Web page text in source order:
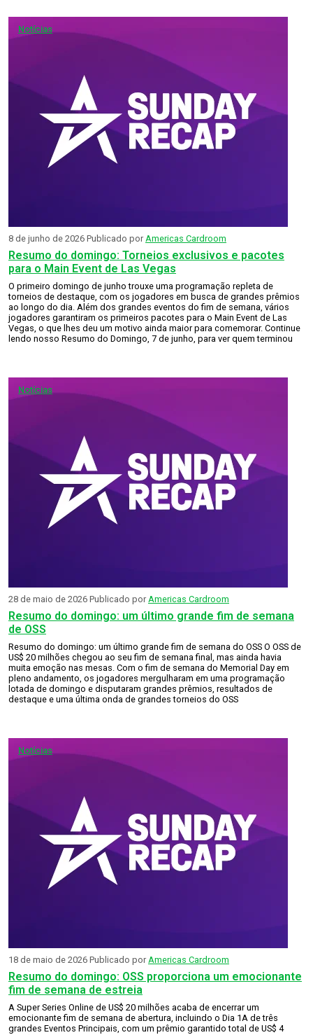
Notícias
Resumo do domingo: Torneios exclusivos e pacotes
para o Main Event de Las Vegas
8 de junho de 2026 Publicado por Americas Cardroom
O primeiro domingo de junho trouxe uma programação repleta de
torneios de destaque, com os jogadores em busca de grandes prêmios
ao longo do dia. Além dos grandes eventos do fim de semana, vários
jogadores garantiram os primeiros pacotes para o Main Event de Las
Vegas, o que lhes deu um motivo ainda maior para comemorar. Continue
lendo nosso Resumo do Domingo, 7 de junho, para ver quem terminou
Notícias
Resumo do domingo: um último grande fim de semana
de OSS
28 de maio de 2026 Publicado por Americas Cardroom
Resumo do domingo: um último grande fim de semana do OSS O OSS de
US$ 20 milhões chegou ao seu fim de semana final, mas ainda havia
muita emoção nas mesas. Com o fim de semana do Memorial Day em
pleno andamento, os jogadores mergulharam em uma programação
lotada de domingo e disputaram grandes prêmios, resultados de
destaque e uma última onda de grandes torneios do OSS
Notícias
Resumo do domingo: OSS proporciona um emocionante
fim de semana de estreia
18 de maio de 2026 Publicado por Americas Cardroom
A Super Series Online de US$ 20 milhões acaba de encerrar um
emocionante fim de semana de abertura, incluindo o Dia 1A de três
grandes Eventos Principais, com um prêmio garantido total de US$ 4